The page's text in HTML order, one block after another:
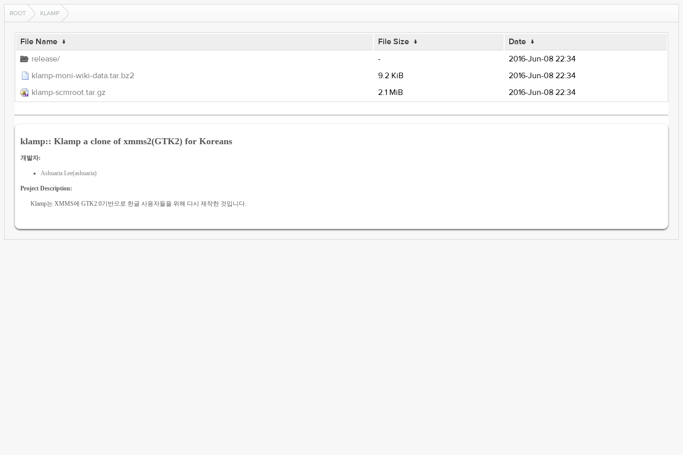
ROOT KLAMP
File Name ↓ File Size ↓ Date ↓
release/
-
2016-Jun-08 22:34
klamp-moni-wiki-data.tar.bz2
9.2 KiB
2016-Jun-08 22:34
klamp-scmroot.tar.gz
2.1 MiB 2016-Jun-08 22:34
klamp:: Klamp a clone of xmms2(GTK2) for Koreans
개발자:
Ashuaria Lee(ashuaria)
Project Description:
Klamp는 XMMS에 GTK2.0기반으로 한글 사용자들을 위해 다시 제작한 것입니다.